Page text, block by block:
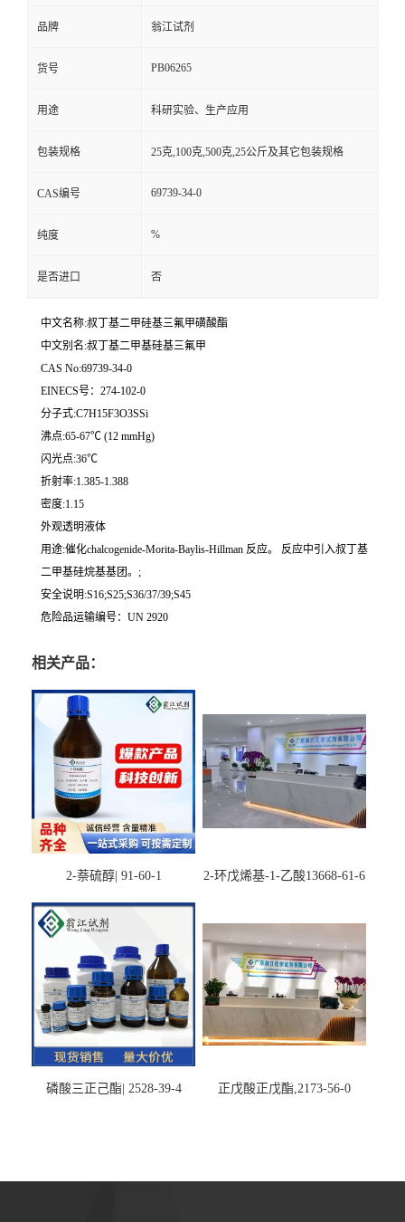
品牌 翁江试剂
货号 PB06265
用途 科研实验、生产应用
包装规格 25克,100克,500克,25公斤及其它包装规格
CAS编号 69739-34-0
纯度 %
是否进口 否
中文名称:叔丁基二甲硅基三氟甲磺酸酯
中文别名:叔丁基二甲基硅基三氟甲
CAS No:69739-34-0
EINECS号：274-102-0
分子式:C7H15F3O3SSi
沸点:65-67℃ (12 mmHg)
闪光点:36℃
折射率:1.385-1.388
密度:1.15
外观透明液体
用途:催化chalcogenide-Morita-Baylis-Hillman 反应。 反应中引入叔丁基
二甲基硅烷基基团。;
安全说明:S16;S25;S36/37/39;S45
危险品运输编号：UN 2920
相关产品：
2-萘硫醇| 91-60-1 2-环戊烯基-1-乙酸13668-61-6
磷酸三正己酯| 2528-39-4 正戊酸正戊酯,2173-56-0